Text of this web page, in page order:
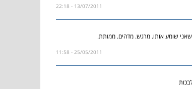
13/07/2011 - 22:18
כשאני שומע אותו. מרגש. מדהים. ממותת.
25/05/2011 - 11:58